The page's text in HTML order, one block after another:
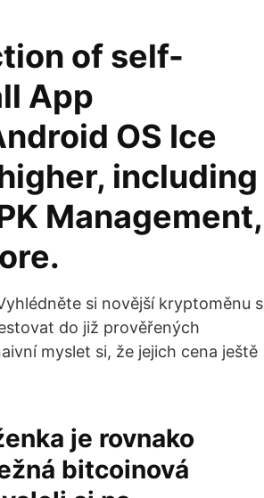
of self-
App
OS Ice
including
Management,
si novější kryptoměnu s
do již prověřených
myslet si, že jejich cena ještě
je rovnako
bitcoinová